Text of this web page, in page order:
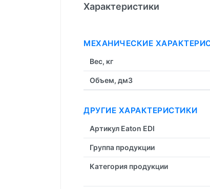
Характеристики
МЕХАНИЧЕСКИЕ
Вес, кг
Объем, дм3
ДРУГИЕ ХАРАКТЕРИСТИКИ
Артикул Eaton EDI
Группа продукции
Категория продукции